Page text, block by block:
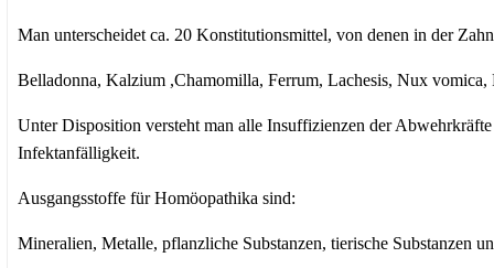
Man unterscheidet ca. 20 Konstitutionsmittel, von denen in der
Belladonna, Kalzium ,Chamomilla, Ferrum, Lachesis, Nux
Unter Disposition versteht man alle Insuffizienzen der
Infektanfälligkeit.
Ausgangsstoffe für Homöopathika sind:
Mineralien, Metalle, pflanzliche Substanzen, tierische Substanzen